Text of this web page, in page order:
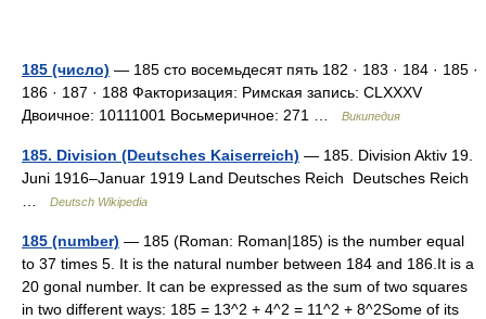
185 (число) — 185 сто восемьдесят пять 182 · 183 · 184 · 185 ·
186 · 187 · 188 Факторизация: Римская запись: CLXXXV
Двоичное: 10111001 Восьмеричное: 271 …
Википедия
185. Division (Deutsches Kaiserreich) — 185. Division Aktiv 19.
Juni 1916–Januar 1919 Land Deutsches Reich Deutsches Reich
Deutsch Wikipedia
185 (number) — 185 (Roman: Roman|185) is the number equal
to 37 times 5. It is the natural number between 184 and 186.It is a
20 gonal number. It can be expressed as the sum of two squares
in two different ways: 185 = 13^2 + 4^2 = 11^2 + 8^2Some of its